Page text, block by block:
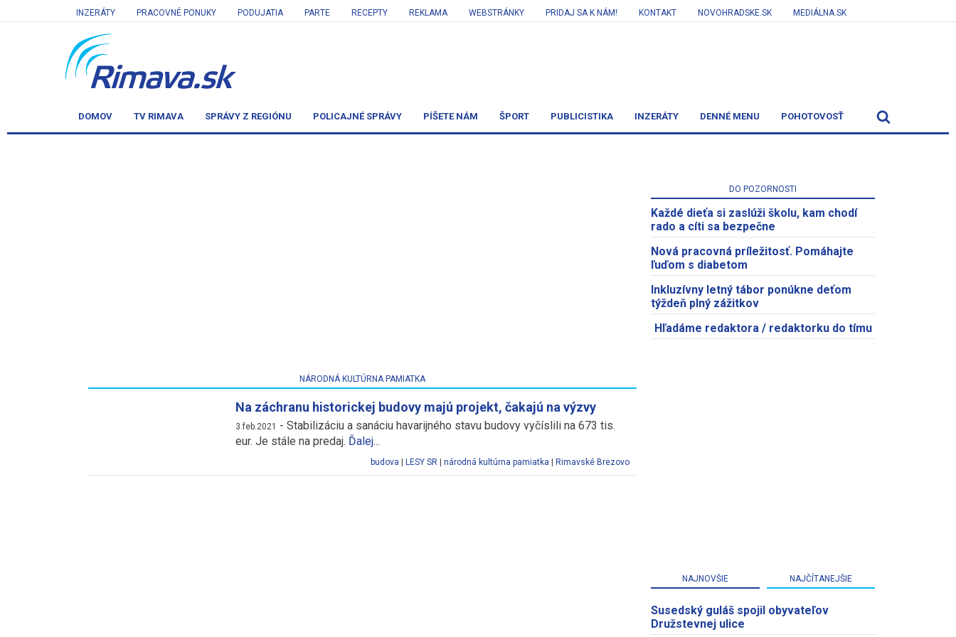
INZERÁTY PRACOVNÉ PONUKY PODUJATIA PARTE RECEPTY REKLAMA WEBSTRÁNKY PRIDAJ SA K NÁM! KONTAKT NOVOHRADSKE.SK MEDIÁLNA.SK
DOMOV TV RIMAVA SPRÁVY Z REGIÓNU POLICAJNÉ SPRÁVY PÍŠETE NÁM ŠPORT PUBLICISTIKA INZERÁTY DENNÉ MENU POHOTOVOSŤ
NÁRODNÁ KULTÚRNA PAMIATKA
Na záchranu historickej budovy majú projekt, čakajú na výzvy
3.feb.2021 - Stabilizáciu a sanáciu havarijného stavu budovy vyčíslili na 673 tis.
eur. Je stále na predaj. Ďalej...
budova LESY SR |národná kultúrna pamiatka Rimavské Brezovo
DO POZORNOSTI
Každé dieťa si zaslúži školu, kam chodí
rado a cíti sa bezpečne
Nová pracovná príležitosť. Pomáhajte
ľuďom s diabetom
Inkluzívny letný tábor ponúkne deťom
týždeň plný zážitkov
Hľadáme redaktora / redaktorku do tímu
NAJNOVŠIE NAJČÍTANEJŠIE
Susedský guláš spojil obyvateľov
Družstevnej ulice